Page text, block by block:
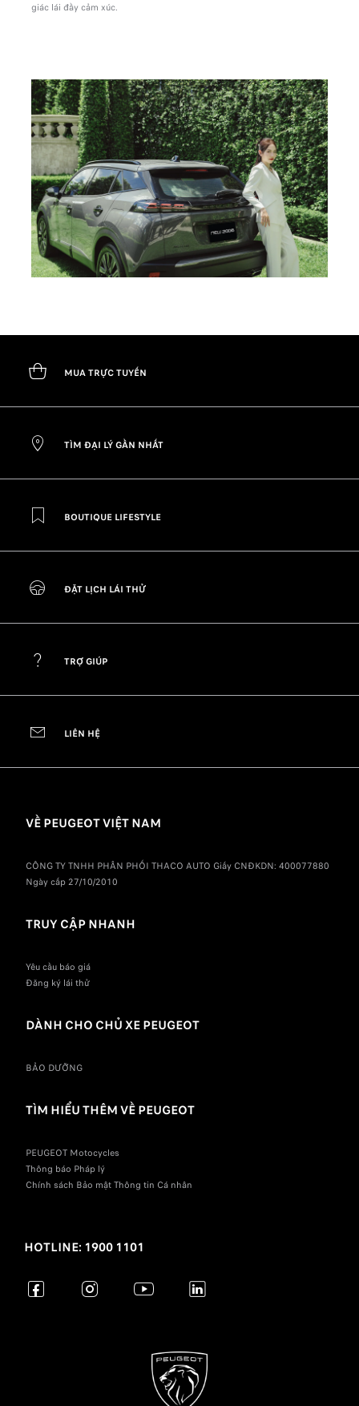
giác lái đầy cảm xúc.
MUA TRỰC TUYẾN
TÌM ĐẠI LÝ GẦN NHẤT
BOUTIQUE LIFESTYLE
ĐẶT LỊCH LÁI THỬ
TRỢ GIÚP
LIÊN HỆ
VỀ PEUGEOT VIỆT NAM
CÔNG TY TNHH PHÂN PHỐI THACO AUTO Giấy CNĐKDN: 400077880
Ngày cấp 27/10/2010
TRUY CẬP NHANH
Yêu cầu báo giá
Đăng ký lái thử
DÀNH CHO CHỦ XE PEUGEOT
BẢO DƯỠNG
TÌM HIỂU THÊM VỀ PEUGEOT
PEUGEOT Motocycles
Thông báo Pháp lý
Chính sách Bảo mật Thông tin Cá nhân
HOTLINE: 1900 1101